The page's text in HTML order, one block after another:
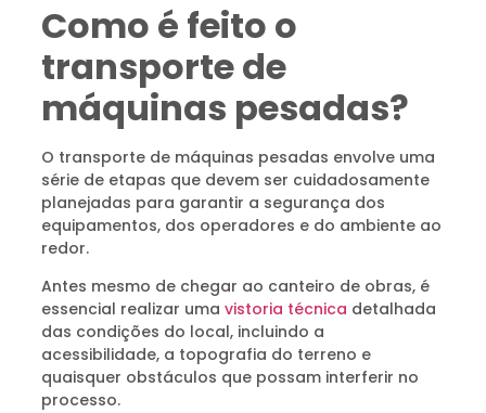
Como é feito o
transporte de
máquinas pesadas?
O transporte de máquinas pesadas envolve uma
série de etapas que devem ser cuidadosamente
planejadas para garantir a segurança dos
equipamentos, dos operadores e do ambiente ao
redor.
Antes mesmo de chegar ao canteiro de obras, é
essencial realizar uma vistoria técnica detalhada
das condições do local, incluindo a
acessibilidade, a topografia do terreno e
quaisquer obstáculos que possam interferir no
processo.